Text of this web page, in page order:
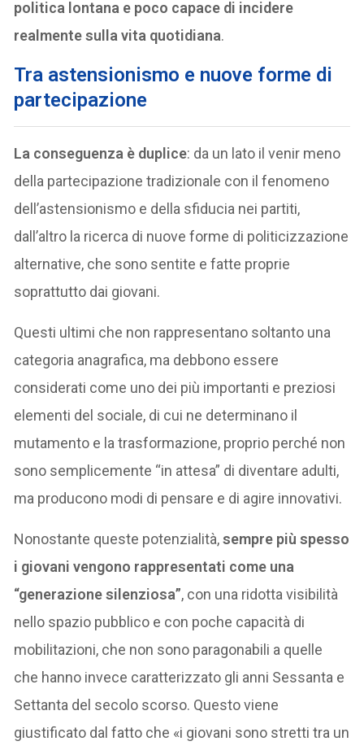
politica lontana e poco capace di incidere
realmente sulla vita quotidiana.
Tra astensionismo e nuove forme di
partecipazione
La conseguenza è duplice: da un lato il venir meno
della partecipazione tradizionale con il fenomeno
dell’astensionismo e della sfiducia nei partiti,
dall’altro la ricerca di nuove forme di politicizzazione
alternative, che sono sentite e fatte proprie
soprattutto dai giovani.
Questi ultimi che non rappresentano soltanto una
categoria anagrafica, ma debbono essere
considerati come uno dei più importanti e preziosi
elementi del sociale, di cui ne determinano il
mutamento e la trasformazione, proprio perché non
sono semplicemente “in attesa” di diventare adulti,
ma producono modi di pensare e di agire innovativi.
Nonostante queste potenzialità,sempre più spesso
i giovani vengono rappresentati come una
“generazione silenziosa”, con una ridotta visibilità
nello spazio pubblico e con poche capacità di
mobilitazioni, che non sono paragonabili a quelle
che hanno invece caratterizzato gli anni Sessanta e
Settanta del secolo scorso. Questo viene
giustificato dal fatto che «i giovani sono stretti tra un